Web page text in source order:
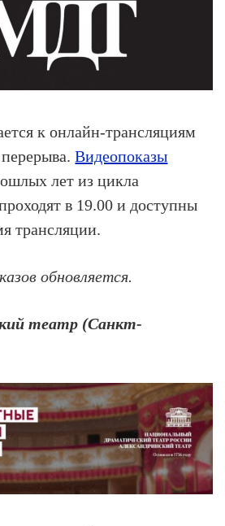
к онлайн-трансляциям
перерыва.Видеопоказы
лет из цикла
в 19.00 и доступны
трансляции.
обновляется.
театр (Санкт-